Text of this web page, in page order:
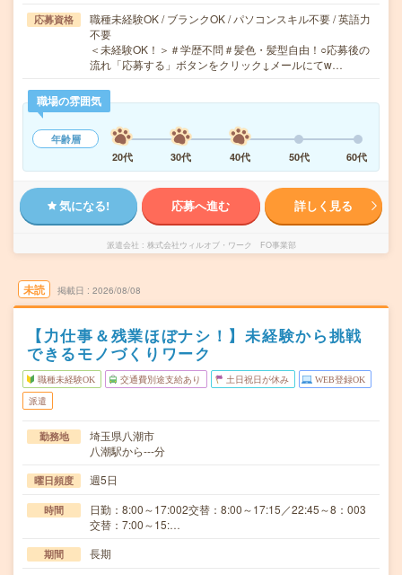
応募資格
職種未経験OK / ブランクOK / パソコンスキル不要 / 英語力
不要
＜未経験OK！＞＃学歴不問＃髪色・髪型自由！○応募後の
流れ「応募する」ボタンをクリック↓メールにてw…
職場の雰囲気
年齢層
20代
30代 40代 50代 60代
気になる! 応募へ進む 詳しく見る
派遣会社 株式会社ウィルオブ・ワーク FO事業部
未読 掲載日 2026/08/08
【力仕事＆残業ほぼナシ！】未経験から挑戦
できるモノづくりワーク
職種未経験OK 交通費別途支給あり 土日祝日が休み WEB登録OK
派遣
勤務地
埼玉県八潮市
八潮駅から---分
曜日頻度 週5日
時間
日勤：8:00～17:002交替：8:00～17:15／22:45～8：003
交替：7:00～15:…
期間 長期